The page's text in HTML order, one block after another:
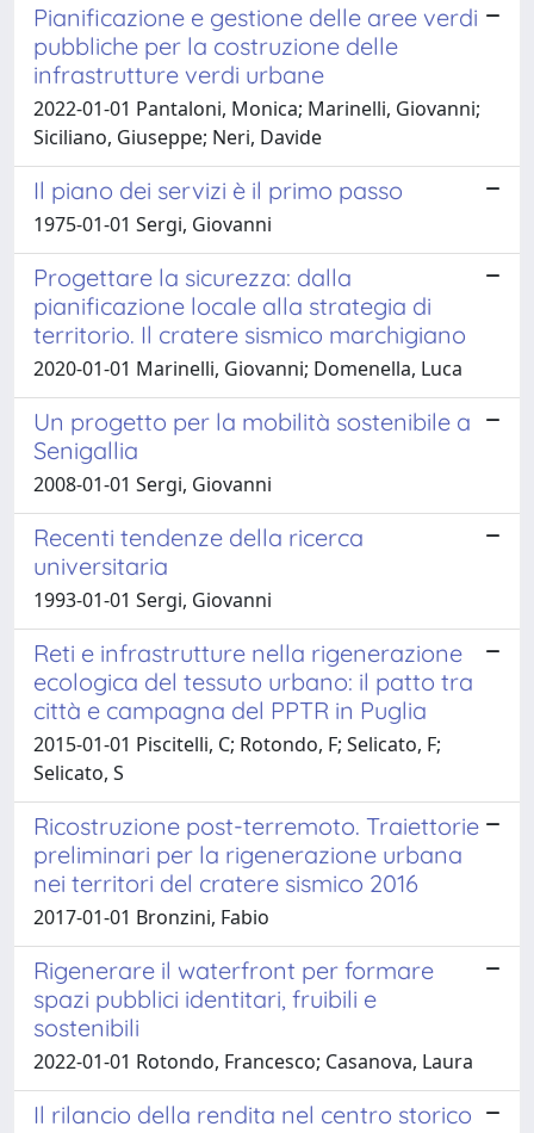
Pianificazione e gestione delle aree verdi
pubbliche per la costruzione delle
infrastrutture verdi urbane
2022-01-01 Pantaloni, Monica; Marinelli, Giovanni;
Siciliano, Giuseppe; Neri, Davide
Il piano dei servizi è il primo passo
1975-01-01 Sergi, Giovanni
Progettare la sicurezza: dalla
pianificazione locale alla strategia di
territorio. Il cratere sismico marchigiano
2020-01-01 Marinelli, Giovanni; Domenella, Luca
Un progetto per la mobilità sostenibile a
Senigallia
2008-01-01 Sergi, Giovanni
Recenti tendenze della ricerca
universitaria
1993-01-01 Sergi, Giovanni
Reti e infrastrutture nella rigenerazione
ecologica del tessuto urbano: il patto tra
città e campagna del PPTR in Puglia
2015-01-01 Piscitelli, C; Rotondo, F; Selicato, F;
Selicato, S
Ricostruzione post-terremoto. Traiettorie
preliminari per la rigenerazione urbana
nei territori del cratere sismico 2016
2017-01-01 Bronzini, Fabio
Rigenerare il waterfront per formare
spazi pubblici identitari, fruibili e
sostenibili
2022-01-01 Rotondo, Francesco; Casanova, Laura
Il rilancio della rendita nel centro storico